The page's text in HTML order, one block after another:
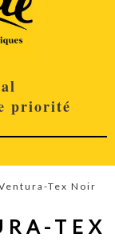
priorité
Tex Noir
TEX